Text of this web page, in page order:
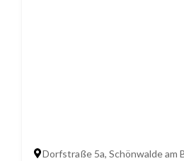
Dorfstraße 5a, Schönwalde am